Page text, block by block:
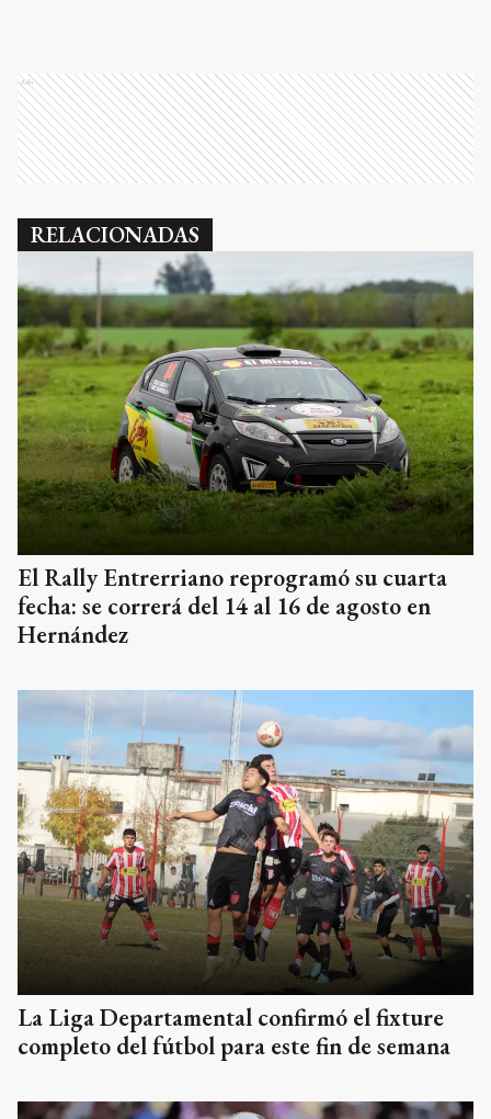
Ads
RELACIONADAS
El Rally Entrerriano reprogramó su cuarta
fecha: se correrá del 14 al 16 de agosto en
Hernández
La Liga Departamental confirmó el fixture
completo del fútbol para este fin de semana